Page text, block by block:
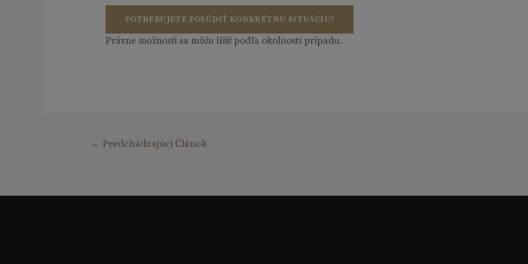
POTREBUJETE POSÚDIŤ KONKRÉTNU SITUÁCIU?
Právne možnosti sa môžu líšiť podľa okolností prípadu.
Navigácia
← Predchádzajúci Článok